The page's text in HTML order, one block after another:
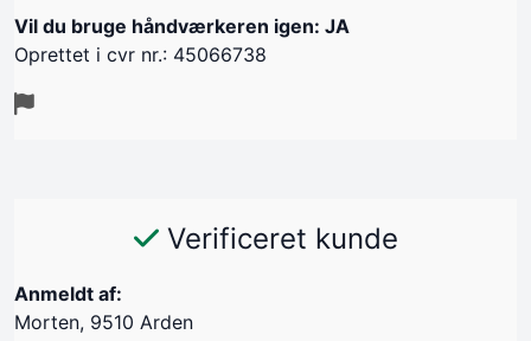
Vil du bruge håndværkeren igen: JA
Oprettet i cvr nr.: 45066738
Verificeret kunde
Anmeldt af:
Morten, 9510 Arden